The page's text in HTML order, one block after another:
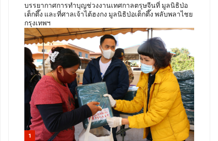
บรรยากาศการทำบุญช่วงงานเทศกาลตรุษจีนที่ มูลนิธิป่อ
เต็กตึ๊ง และที่ศาลเจ้าไต้ฮงกง มูลนิธิป่อเต็กตึ๊ง พลับพลาไชย
กรุงเทพฯ
1